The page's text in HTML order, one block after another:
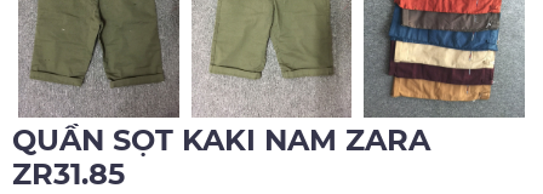
QUẦN SỌT KAKI NAM ZARA
ZR31.85